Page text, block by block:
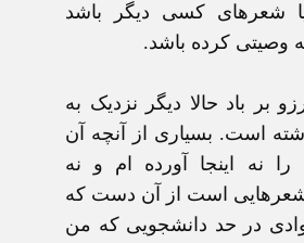
شعرهای کسی ديگر باشد
وصيتی کرده باشد.
بر باد حالا ديگر نزديک به
است. بسياری از آنچه آن
را نه اينجا آورده ام و نه
است از آن دست که
در حد دانشجويی که من